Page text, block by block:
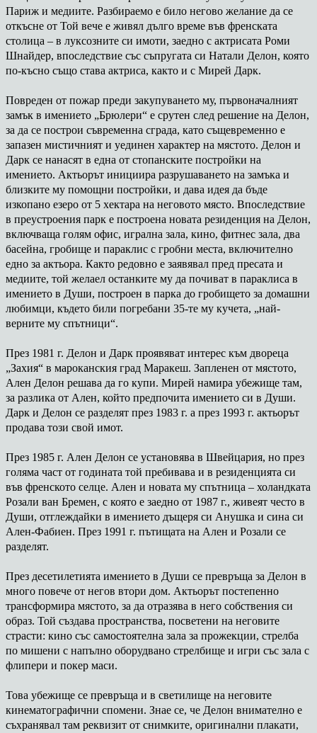
Париж и медиите. Разбираемо е било негово желание да се
откъсне от Той вече е живял дълго време във френската
столица – в луксозните си имоти, заедно с актрисата Роми
Шнайдер, впоследствие със съпругата си Натали Делон, която
по-късно също става актриса, както и с Мирей Дарк.
Повреден от пожар преди закупуването му, първоначалният
замък в имението „Брюлери“ е срутен след решение на Делон,
за да се построи съвременна сграда, като същевременно е
запазен мистичният и уединен характер на мястото. Делон и
Дарк се нанасят в една от стопанските постройки на
имението. Актьорът инициира разрушаването на замъка и
близките му помощни постройки, и дава идея да бъде
изкопано езеро от 5 хектара на неговото място. Впоследствие
в преустроения парк е построена новата резиденция на Делон,
включваща голям офис, игрална зала, кино, фитнес зала, два
басейна, гробище и параклис с гробни места, включително
едно за актьора. Както редовно е заявявал пред пресата и
медиите, той желаел останките му да почиват в параклиса в
имението в Души, построен в парка до гробището за домашни
любимци, където били погребани 35-те му кучета, „най-
верните му спътници“.
През 1981 г. Делон и Дарк проявяват интерес към двореца
„Захия“ в мароканския град Маракеш. Запленен от мястото,
Ален Делон решава да го купи. Мирей намира убежище там,
за разлика от Ален, който предпочита имението си в Души.
Дарк и Делон се разделят през 1983 г. а през 1993 г. актьорът
продава този свой имот.
През 1985 г. Ален Делон се установява в Швейцария, но през
голяма част от годината той пребивава и в резиденцията си
във френското селце. Ален и новата му спътница – холандката
Розали ван Бремен, с която е заедно от 1987 г., живеят често в
Души, отглеждайки в имението дъщеря си Анушка и сина си
Ален-Фабиен. През 1991 г. пътищата на Ален и Розали се
разделят.
През десетилетията имението в Души се превръща за Делон в
много повече от негов втори дом. Актьорът постепенно
трансформира мястото, за да отразява в него собствения си
образ. Той създава пространства, посветени на неговите
страсти: кино със самостоятелна зала за прожекции, стрелба
по мишени с напълно оборудвано стрелбище и игри със зала с
флипери и покер маси.
Това убежище се превръща и в светилище на неговите
кинематографични спомени. Знае се, че Делон внимателно е
съхранявал там реквизит от снимките, оригинални плакати,